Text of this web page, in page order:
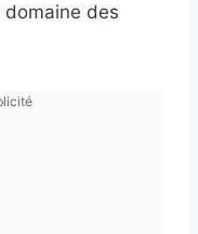
domaine des